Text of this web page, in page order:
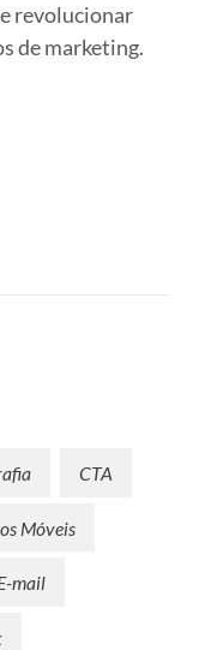
revolucionar
de marketing.
CTA
Móveis
mail